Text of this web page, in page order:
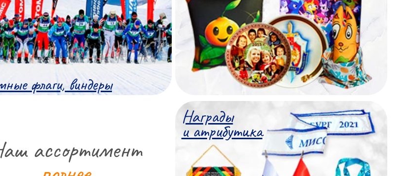
флаги, виндеры
ассортимент
Награды
и атрибутика